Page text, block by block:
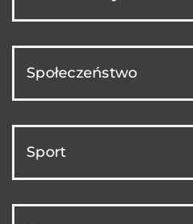
Społeczeństwo
Sport